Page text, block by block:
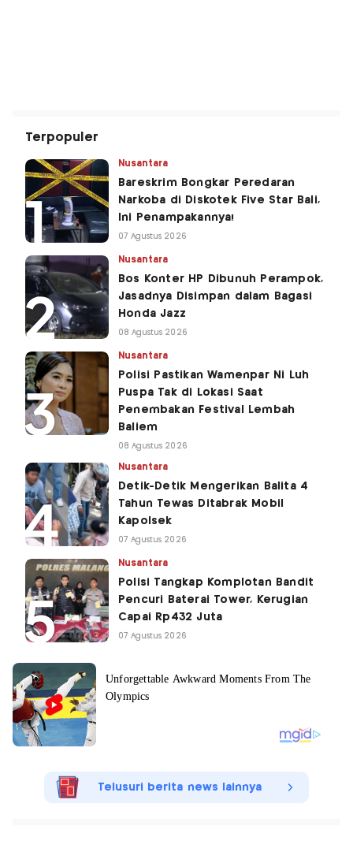
Terpopuler
Nusantara
Bareskrim Bongkar Peredaran
Narkoba di Diskotek Five Star Bali,
Ini Penampakannya!
07 Agustus 2026
Nusantara
Bos Konter HP Dibunuh Perampok,
Jasadnya Disimpan dalam Bagasi
Honda Jazz
08 Agustus 2026
Nusantara
Polisi Pastikan Wamenpar Ni Luh
Puspa Tak di Lokasi Saat
Penembakan Festival Lembah
Baliem
08 Agustus 2026
Nusantara
Detik-Detik Mengerikan Balita 4
Tahun Tewas Ditabrak Mobil
Kapolsek
07 Agustus 2026
Nusantara
Polisi Tangkap Komplotan Bandit
Pencuri Baterai Tower, Kerugian
Capai Rp432 Juta
07 Agustus 2026
Telusuri berita news lainnya